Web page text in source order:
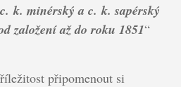
k. minérský a c. k. sapérský
založení až do roku 1851“
připomenout si